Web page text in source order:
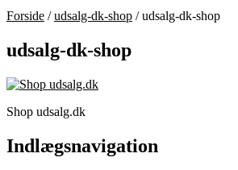
Forside /udsalg-dk-shop /udsalg-dk-shop
udsalg-dk-shop
Shop udsalg.dk
Indlægsnavigation